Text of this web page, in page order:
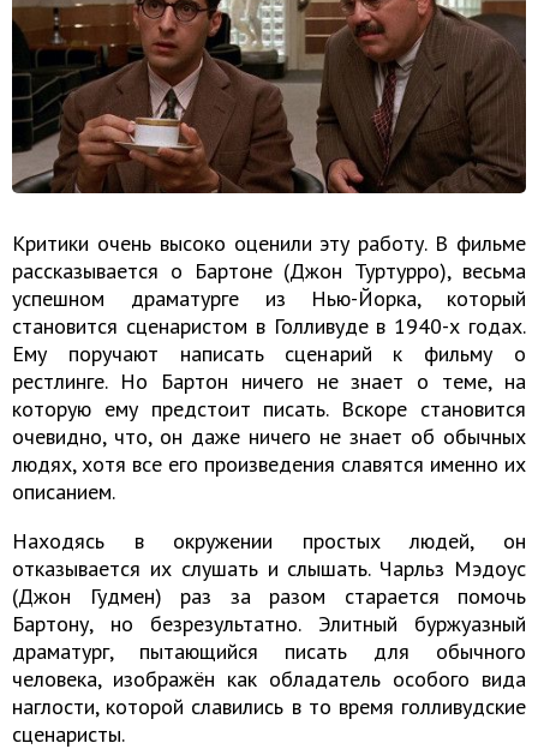
Критики очень высоко оценили эту работу. В фильме
рассказывается о Бартоне (Джон Туртурро), весьма
успешном драматурге из Нью-Йорка, который
становится сценаристом в Голливуде в 1940-х годах.
Ему поручают написать сценарий к фильму о
рестлинге. Но Бартон ничего не знает о теме, на
которую ему предстоит писать. Вскоре становится
очевидно, что, он даже ничего не знает об обычных
людях, хотя все его произведения славятся именно их
описанием.
Находясь в окружении простых людей, он
отказывается их слушать и слышать. Чарльз Мэдоус
(Джон Гудмен) раз за разом старается помочь
Бартону, но безрезультатно. Элитный буржуазный
драматург, пытающийся писать для обычного
человека, изображён как обладатель особого вида
наглости, которой славились в то время голливудские
сценаристы.